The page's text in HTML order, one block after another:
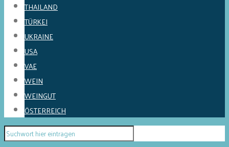
THAILAND
TÜRKEI
UKRAINE
USA
VAE
WEIN
WEINGUT
ÖSTERREICH